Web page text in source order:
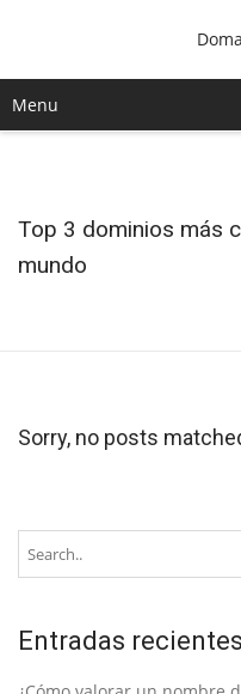
Menu
Top 3 dominios más
mundo
Sorry, no posts
Entradas recientes